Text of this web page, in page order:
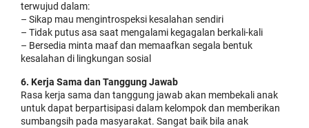
terwujud dalam:
– Sikap mau mengintrospeksi kesalahan sendiri
– Tidak putus asa saat mengalami kegagalan berkali-kali
– Bersedia minta maaf dan memaafkan segala bentuk
kesalahan di lingkungan sosial
6. Kerja Sama dan Tanggung Jawab
Rasa kerja sama dan tanggung jawab akan membekali anak
untuk dapat berpartisipasi dalam kelompok dan memberikan
sumbangsih pada masyarakat. Sangat baik bila anak